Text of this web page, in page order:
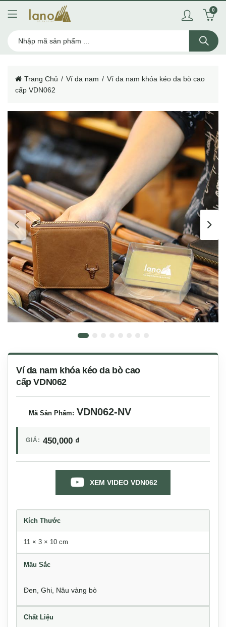
0
Trang Chủ Ví da nam
Ví da nam khóa kéo da bò cao
cấp VDN062
Ví da nam khóa kéo da bò cao
cấp VDN062
Mã Sản Phẩm: VDN062-NV
GIÁ: 450,000 ₫
XEM VIDEO VDN062
Kích Thước
11 × 3 × 10 cm
Mầu Sắc
Đen Ghi Nâu vàng bò
Chất Liệu